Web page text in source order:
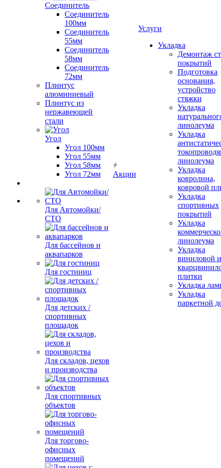
Соединитель
Соединитель
100мм
Соединитель
55мм
Соединитель
58мм
Соединитель
72мм
Плинтус
алюминиевый
Плинтус из
нержавеющей
стали
Угол
Угол 100мм
Угол 55мм
Угол 58мм
Угол 72мм
Для Автомойки/
СТО
Для бассейнов и
аквапарков
Для гостиниц
Для детских /
спортивных
площадок
Для складов, цехов
и производства
Для спортивных
объектов
Для торгово-
офисных
помещений
Акции
Услуги
Укладка
Демонтаж
покрытий
Подготовка
основания,
устройство
стяжки
Укладка
линолеума
Укладка
линолеума
Укладка
ковролина,
ковровой
Укладка
спортивных
покрытий
Укладка
линолеума
Укладка
виниловой и
плитки
Укладка
Укладка
паркетной